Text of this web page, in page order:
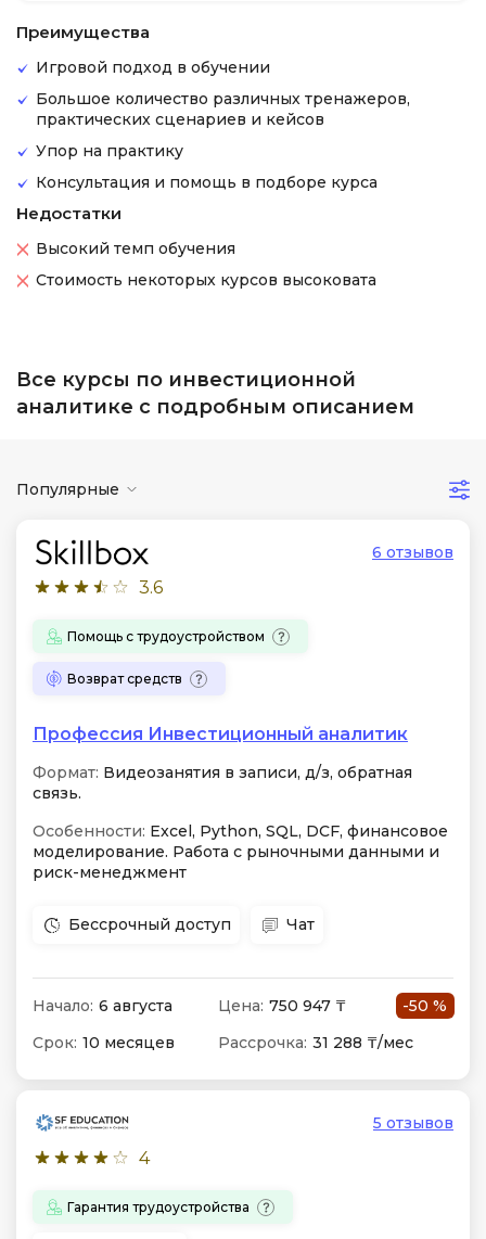
Преимущества
Игровой подход в обучении
Большое количество различных тренажеров,
практических сценариев и кейсов
Упор на практику
Консультация и помощь в подборе курса
Недостатки
Высокий темп обучения
Стоимость некоторых курсов высоковата
Все курсы по инвестиционной
аналитике с подробным описанием
Популярные
3.6
6 отзывов
Помощь с трудоустройством
Возврат средств
Профессия Инвестиционный аналитик
Формат: Видеозанятия в записи, д/з, обратная
связь.
Особенности: Excel, Python, SQL, DCF, финансовое
моделирование. Работа с рыночными данными и
риск-менеджмент
Бессрочный доступ Чат
Начало: 6 августа Цена: 750 947 ₸
-50 %
Срок: 10 месяцев Рассрочка: 31 288 ₸/мес
4
5 отзывов
Гарантия трудоустройства